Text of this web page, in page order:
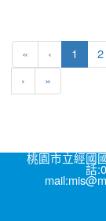
« ‹ 1 2
› »
桃園市立經國
話